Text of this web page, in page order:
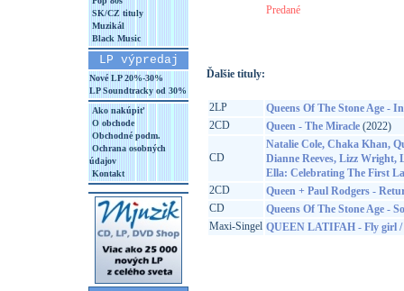
SK/CZ tituly
Muzikál
Black Music
LP výpredaj
Nové LP 20%-30%
LP Soundtracky od 30%
Ako nakúpiť
O obchode
Obchodné podm.
Ochrana osobných
údajov
Kontakt
Predané
Ďalšie tituly:
2LP
Queens Of The Stone Age -
2CD
Queen - The Miracle(2022)
CD
Natalie Cole, Chaka Khan,
Dianne Reeves, Lizz
Ella: Celebrating The First
2CD
Queen + Paul Rodgers -
CD
Queens Of The Stone Age -
Maxi-Singel QUEEN LATIFAH - Fly girl /